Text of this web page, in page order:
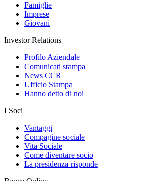
Famiglie
Imprese
Giovani
Investor Relations
Profilo Aziendale
Comunicati stampa
News CCR
Ufficio Stampa
Hanno detto di noi
I Soci
Vantaggi
Compagine sociale
Vita Sociale
Come diventare socio
La presidenza risponde